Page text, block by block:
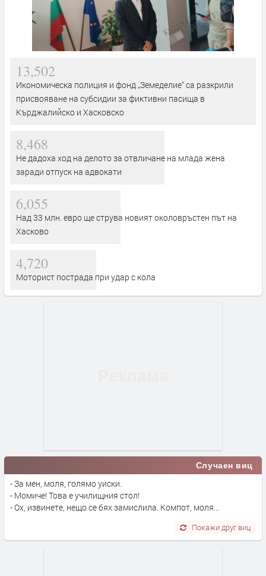
13,502
Икономическа полиция и фонд „Земеделие“ са разкрили
присвояване на субсидии за фиктивни пасища в
Кърджалийско и Хасковско
8,468
Не дадоха ход на делото за отвличане на млада жена
заради отпуск на адвокати
6,055
Над 33 млн. евро ще струва новият околовръстен път на
Хасково
4,720
Моторист пострада при удар с кола
Случаен виц
- За мен, моля, голямо уиски.
- Момиче! Това е училищния стол!
- Ох, извинете, нещо се бях замислила. Компот, моля...
Покажи друг виц